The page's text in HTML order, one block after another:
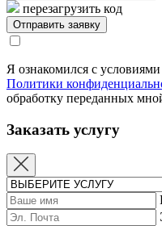
перезагрузить код
Я ознакомился с условиями
Политики
обработку переданных
Заказать услугу